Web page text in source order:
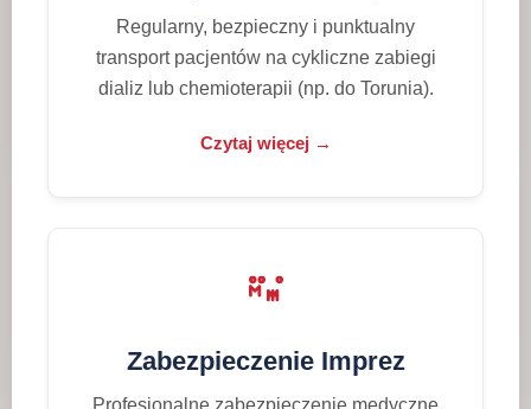
Regularny, bezpieczny i punktualny
transport pacjentów na cykliczne zabiegi
dializ lub chemioterapii (np. do Torunia).
Czytaj więcej →
Zabezpieczenie Imprez